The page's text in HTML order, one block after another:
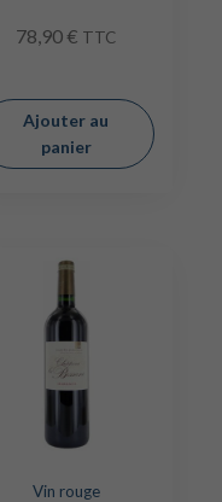
78,90 € TTC
Ajouter au
panier
Vin rouge